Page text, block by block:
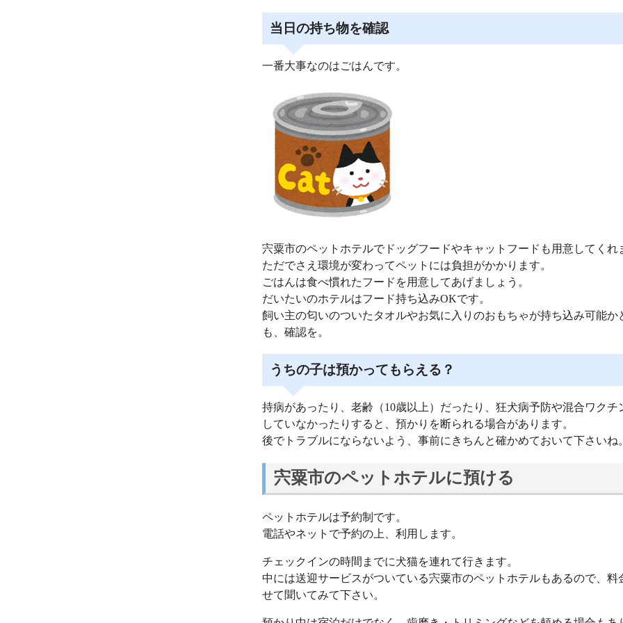
当日の持ち物を確認
一番大事なのはごはんです。
宍粟市のペットホテルでドッグフードやキャットフードも用意してくれ
ただでさえ環境が変わってペットには負担がかかります。
ごはんは食べ慣れたフードを用意してあげましょう。
だいたいのホテルはフード持ち込みOKです。
飼い主の匂いのついたタオルやお気に入りのおもちゃが持ち込み可能か
も、確認を。
うちの子は預かってもらえる？
持病があったり、老齢（10歳以上）だったり、狂犬病予防や混合ワクチ
していなかったりすると、預かりを断られる場合があります。
後でトラブルにならないよう、事前にきちんと確かめておいて下さいね
宍粟市のペットホテルに預ける
ペットホテルは予約制です。
電話やネットで予約の上、利用します。
チェックインの時間までに犬猫を連れて行きます。
中には送迎サービスがついている宍粟市のペットホテルもあるので、料
せて聞いてみて下さい。